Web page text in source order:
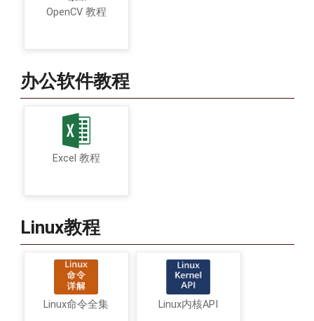
OpenCV 教程
办公软件教程
Excel 教程
Linux教程
Linux命令全集 Linux内核API